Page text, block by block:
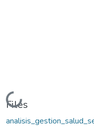
Loading...
Files